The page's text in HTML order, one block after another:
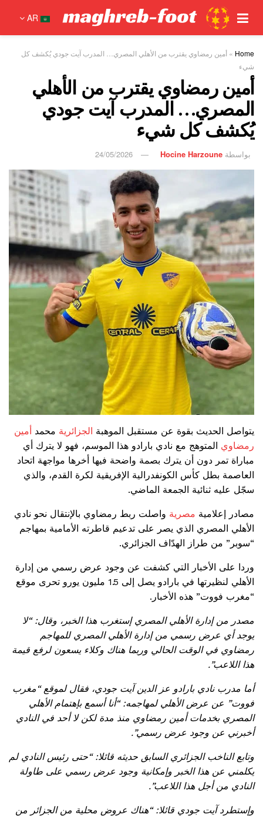
AR
Home
» أمين رمضاوي يقترب من الأهلي المصري… المدرب آيت جودي يُكشف كل
شيء
أمين رمضاوي يقترب من الأهلي
المصري… المدرب آيت جودي
يُكشف كل شيء
بواسطة Hocine Harzoune
24/05/2026
يتواصل الحديث بقوة عن مستقبل الموهبة الجزائرية محمد أمين
رمضاوي المتوهج مع نادي بارادو هذا الموسم، فهو لا يترك أي
مباراة تمر دون أن يترك بصمة واضحة فيها أخرها مواجهة اتحاد
العاصمة بطل كأس الكونفدرالية الإفريقية لكرة القدم، والذي
سجّل عليه ثنائية الجمعة الماضي.
مصادر إعلامية مصرية واصلت ربط رمضاوي بالإنتقال نحو نادي
الأهلي المصري الذي يصر على تدعيم قاطرته الأمامية بمهاجم
“سوبر” من طراز الهدّاف الجزائري.
وردا على الأخبار التي كشفت عن وجود عرض رسمي من إدارة
الأهلي لنظيرتها في بارادو يصل إلى 1.5 مليون يورو
تحرى موقع
“مغرب فووت” هذه الأخبار.
مصدر من إدارة الأهلي المصري إستغرب هذا الخبر، وقال: “لا
يوجد أي عرض رسمي من إدارة الأهلي المصري للمهاجم
رمضاوي في الوقت الحالي وربما هناك وكلاء يسعون لرفع قيمة
هذا اللاعب”.
أما مدرب نادي بارادو عز الدين آيت جودي، فقال لموقع “مغرب
فووت” عن عرض الأهلي لمهاجمه: “أنا أسمع بإهتمام الأهلي
المصري بخدمات أمين رمضاوي منذ مدة لكن لا أحد في النادي
أخبرني عن وجود عرض رسمي”.
وتابع الناخب الجزائري السابق حديثه قائلا: “حتى رئيس النادي لم
يكلمني عن هذا الخبر وإمكانية وجود عرض رسمي على طاولة
النادي من أجل هذا اللاعب”.
وإستطرد آيت جودي قائلا: “هناك عروض محلية من الجزائر من